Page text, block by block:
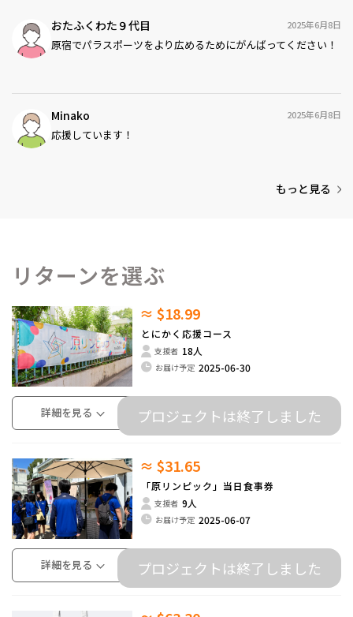
おたふくわた９代目 2025年6月8日
原宿でパラスポーツをより広めるためにがんばってください！
Minako 2025年6月8日
応援しています！
もっと見る
リターンを選ぶ
≈ $18.99
とにかく応援コース
支援者 18人
お届け予定 2025-06-30
詳細を見る プロジェクトは終了しました
≈ $31.65
「原リンピック」当日食事券
支援者 9人
お届け予定 2025-06-07
詳細を見る プロジェクトは終了しました